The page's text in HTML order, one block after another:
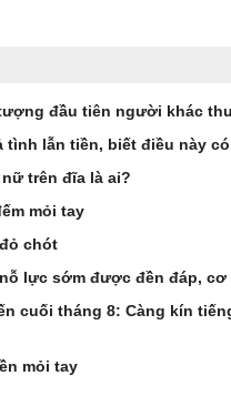
đầu tiên người khác
tình lẫn tiền, biết điều này
trên đĩa là ai?
mỏi tay
chót
lực sớm được đền đáp,
cuối tháng 8: Càng kín
mỏi tay